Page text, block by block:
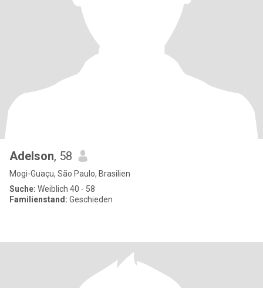
Adelson, 58
Mogi-Guaçu, São Paulo, Brasilien
Suche: Weiblich 40 - 58
Familienstand: Geschieden